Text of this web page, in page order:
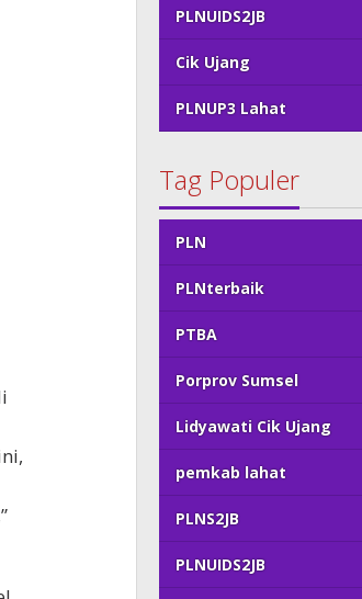
PLNUIDS2JB
Cik Ujang
PLNUP3 Lahat
Tag Populer
PLN
PLNterbaik
PTBA
Porprov Sumsel
Lidyawati Cik Ujang
pemkab lahat
PLNS2JB
PLNUIDS2JB